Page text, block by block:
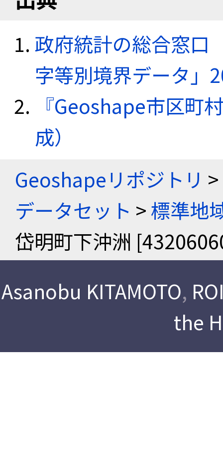
政府統計の総合窓口
字等別境界データ」
『Geoshape市区町
成）
Geoshapeリポジトリ >
データセット >標準地
岱明町下沖洲
Asanobu KITAMOTO,
the